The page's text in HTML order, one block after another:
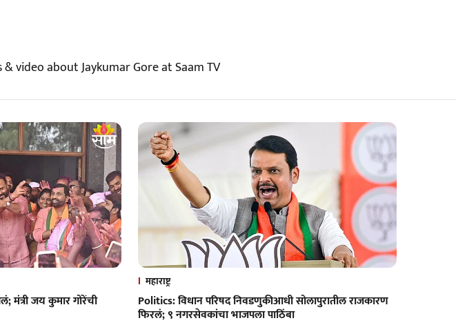
video about Jaykumar Gore at Saam TV
मंत्री जय कुमार गोरेंची
महाराष्ट्र
Politics: विधान परिषद निवडणुकीआधी सोलापुरातील राजकारण
फिरलं; ९ नगरसेवकांचा भाजपला पाठिंबा